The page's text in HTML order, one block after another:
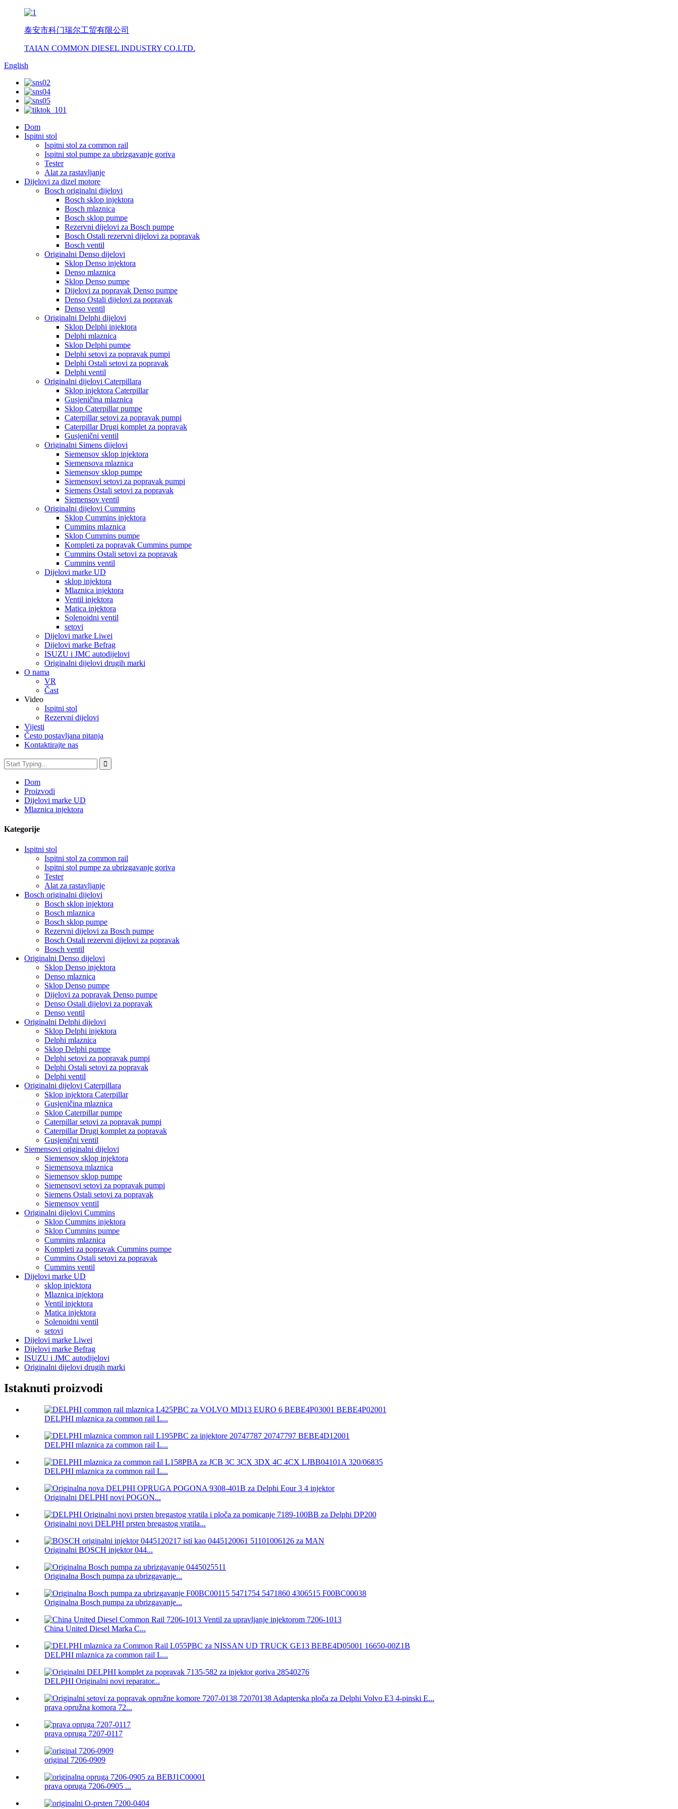
泰安市科门瑞尔工贸有限公司
TAIAN COMMON DIESEL INDUSTRY CO.LTD.
English
Dom
Ispitni stol
Ispitni stol za common rail
Ispitni stol pumpe za ubrizgavanje goriva
Tester
Alat za rastavljanje
Dijelovi za dizel motore
Bosch originalni dijelovi
Bosch sklop injektora
Bosch mlaznica
Bosch sklop pumpe
Rezervni dijelovi za Bosch pumpe
Bosch Ostali rezervni dijelovi za popravak
Bosch ventil
Originalni Denso dijelovi
Sklop Denso injektora
Denso mlaznica
Sklop Denso pumpe
Dijelovi za popravak Denso pumpe
Denso Ostali dijelovi za popravak
Denso ventil
Originalni Delphi dijelovi
Sklop Delphi injektora
Delphi mlaznica
Sklop Delphi pumpe
Delphi setovi za popravak pumpi
Delphi Ostali setovi za popravak
Delphi ventil
Originalni dijelovi Caterpillara
Sklop injektora Caterpillar
Gusjeničina mlaznica
Sklop Caterpillar pumpe
Caterpillar setovi za popravak pumpi
Caterpillar Drugi komplet za popravak
Gusjenični ventil
Originalni Simens dijelovi
Siemensov sklop injektora
Siemensova mlaznica
Siemensov sklop pumpe
Siemensovi setovi za popravak pumpi
Siemens Ostali setovi za popravak
Siemensov ventil
Originalni dijelovi Cummins
Sklop Cummins injektora
Cummins mlaznica
Sklop Cummins pumpe
Kompleti za popravak Cummins pumpe
Cummins Ostali setovi za popravak
Cummins ventil
Dijelovi marke UD
sklop injektora
Mlaznica injektora
Ventil injektora
Matica injektora
Solenoidni ventil
setovi
Dijelovi marke Liwei
Dijelovi marke Befrag
ISUZU i JMC autodijelovi
Originalni dijelovi drugih marki
O nama
VR
Čast
Video
Ispitni stol
Rezervni dijelovi
Vijesti
Često postavljana pitanja
Kontaktirajte nas
Dom
Proizvodi
Dijelovi marke UD
Mlaznica injektora
Kategorije
Ispitni stol
Ispitni stol za common rail
Ispitni stol pumpe za ubrizgavanje goriva
Tester
Alat za rastavljanje
Bosch originalni dijelovi
Bosch sklop injektora
Bosch mlaznica
Bosch sklop pumpe
Rezervni dijelovi za Bosch pumpe
Bosch Ostali rezervni dijelovi za popravak
Bosch ventil
Originalni Denso dijelovi
Sklop Denso injektora
Denso mlaznica
Sklop Denso pumpe
Dijelovi za popravak Denso pumpe
Denso Ostali dijelovi za popravak
Denso ventil
Originalni Delphi dijelovi
Sklop Delphi injektora
Delphi mlaznica
Sklop Delphi pumpe
Delphi setovi za popravak pumpi
Delphi Ostali setovi za popravak
Delphi ventil
Originalni dijelovi Caterpillara
Sklop injektora Caterpillar
Gusjeničina mlaznica
Sklop Caterpillar pumpe
Caterpillar setovi za popravak pumpi
Caterpillar Drugi komplet za popravak
Gusjenični ventil
Siemensovi originalni dijelovi
Siemensov sklop injektora
Siemensova mlaznica
Siemensov sklop pumpe
Siemensovi setovi za popravak pumpi
Siemens Ostali setovi za popravak
Siemensov ventil
Originalni dijelovi Cummins
Sklop Cummins injektora
Sklop Cummins pumpe
Cummins mlaznica
Kompleti za popravak Cummins pumpe
Cummins Ostali setovi za popravak
Cummins ventil
Dijelovi marke UD
sklop injektora
Mlaznica injektora
Ventil injektora
Matica injektora
Solenoidni ventil
setovi
Dijelovi marke Liwei
Dijelovi marke Befrag
ISUZU i JMC autodijelovi
Originalni dijelovi drugih marki
Istaknuti proizvodi
DELPHI mlaznica za common rail L...
DELPHI mlaznica za common rail L...
DELPHI mlaznica za common rail L...
Originalni DELPHI novi POGON...
Originalni novi DELPHI prsten bregastog vratila...
Originalni BOSCH injektor 044...
Originalna Bosch pumpa za ubrizgavanje...
Originalna Bosch pumpa za ubrizgavanje...
China United Diesel Marka C...
DELPHI mlaznica za common rail L...
DELPHI Originalni novi reparator...
prava opružna komora 72...
prava opruga 7207-0117
original 7206-0909
prava opruga 7206-0905 ...